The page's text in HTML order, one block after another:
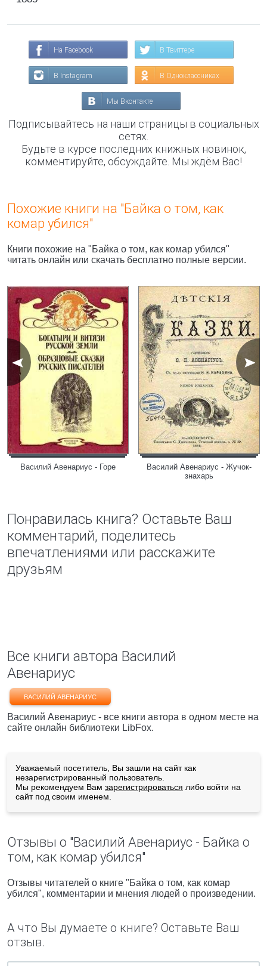
На Facebook В Твиттере
В Instagram В Одноклассниках
Мы Вконтакте
Подписывайтесь на наши страницы в социальных
сетях.
Будьте в курсе последних книжных новинок,
комментируйте, обсуждайте. Мы ждём Вас!
Похожие книги на "Байка о том, как
комар убился"
Книги похожие на "Байка о том, как комар убился"
читать онлайн или скачать бесплатно полные версии.
Василий Авенариус - Горе
Василий Авенариус - Жучок-
знахарь
Понравилась книга? Оставьте Ваш
комментарий, поделитесь
впечатлениями или расскажите
друзьям
Все книги автора Василий
Авенариус
ВАСИЛИЙ АВЕНАРИУС
Василий Авенариус - все книги автора в одном месте на
сайте онлайн библиотеки LibFox.
Уважаемый посетитель, Вы зашли на сайт как
незарегистрированный пользователь.
Мы рекомендуем Вам зарегистрироваться либо войти на
сайт под своим именем.
Отзывы о "Василий Авенариус - Байка о
том, как комар убился"
Отзывы читателей о книге "Байка о том, как комар
убился", комментарии и мнения людей о произведении.
А что Вы думаете о книге? Оставьте Ваш
отзыв.